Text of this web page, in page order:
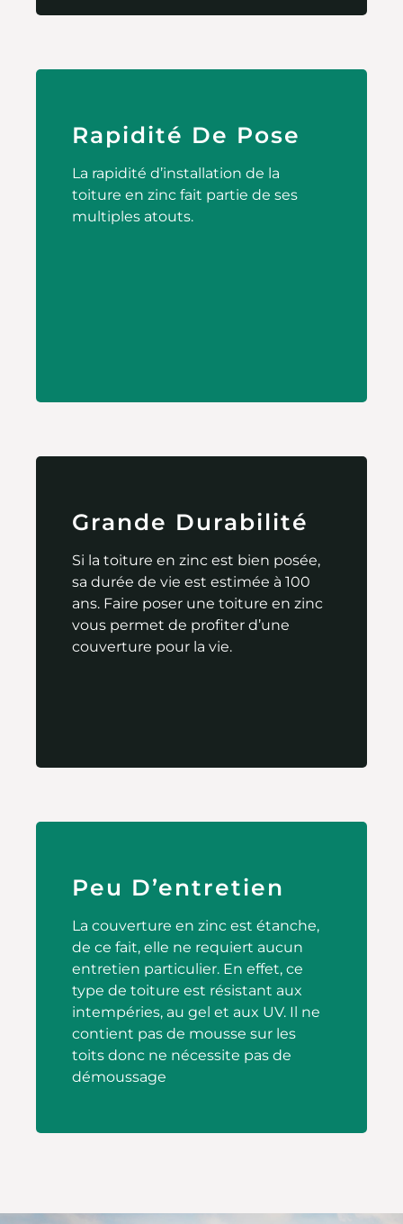
Rapidité De Pose
La rapidité d’installation de la
toiture en zinc fait partie de ses
multiples atouts.
Grande Durabilité
Si la toiture en zinc est bien posée,
sa durée de vie est estimée à 100
ans. Faire poser une toiture en zinc
vous permet de profiter d’une
couverture pour la vie.
Peu D’entretien
La couverture en zinc est étanche,
de ce fait, elle ne requiert aucun
entretien particulier. En effet, ce
type de toiture est résistant aux
intempéries, au gel et aux UV. Il ne
contient pas de mousse sur les
toits donc ne nécessite pas de
démoussage